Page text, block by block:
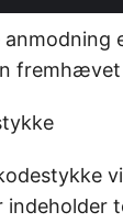
indeholder